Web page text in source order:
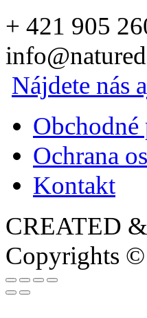
+ 421 905
Nájdete nás
Ochrana
Kontakt
CREATED
Copyrights